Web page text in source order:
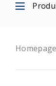
Homepage